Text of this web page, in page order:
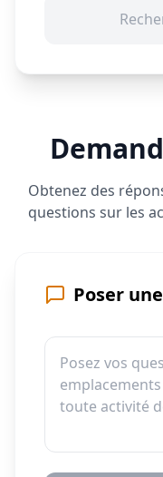
Obtenez des
questions sur les
Poser